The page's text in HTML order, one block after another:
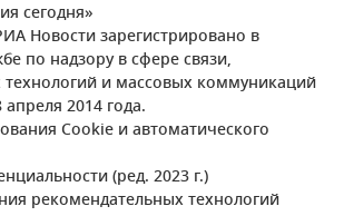
сегодня»
Новости зарегистрировано в
по надзору в сфере связи,
и массовых коммуникаций
2014 года.
Cookie и автоматического
(ред. 2023 г.)
рекомендательных технологий